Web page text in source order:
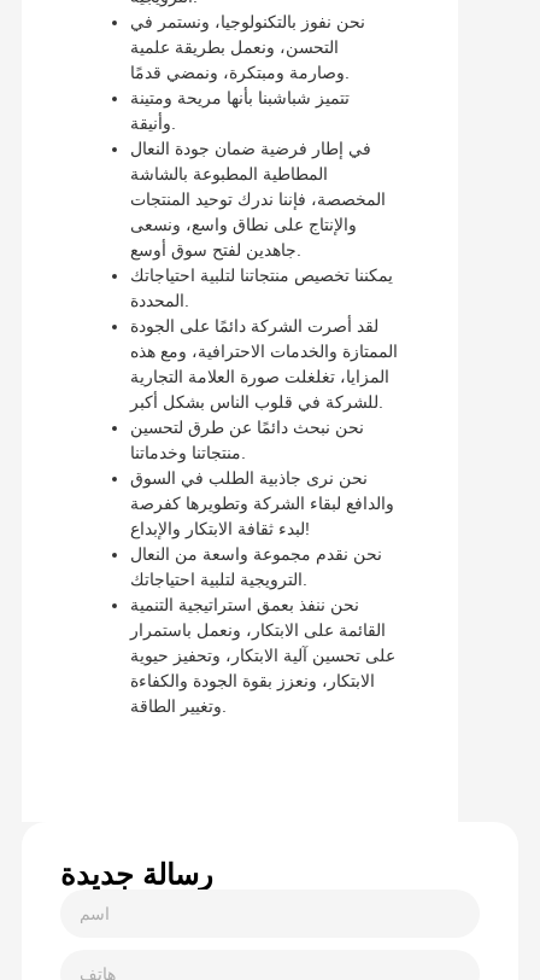
نحن نفوز بالتكنولوجيا، ونستمر في
التحسن، ونعمل بطريقة علمية
تتميز شباشبنا بأنها مريحة ومتينة
في إطار فرضية ضمان جودة النعال
المطاطية المطبوعة بالشاشة
المخصصة، فإننا ندرك توحيد المنتجات
والإنتاج على نطاق واسع، ونسعى
يمكننا تخصيص منتجاتنا لتلبية احتياجاتك
لقد أصرت الشركة دائمًا على الجودة
الممتازة والخدمات الاحترافية، ومع هذه
المزايا، تغلغلت صورة العلامة التجارية
نحن نبحث دائمًا عن طرق لتحسين
نحن نرى جاذبية الطلب في السوق
والدافع لبقاء الشركة وتطويرها كفرصة
لبدء ثقافة الابتكار والإبداع!
نحن نقدم مجموعة واسعة من النعال
نحن ننفذ بعمق استراتيجية التنمية
القائمة على الابتكار، ونعمل باستمرار
على تحسين آلية الابتكار، وتحفيز حيوية
الابتكار، ونعزز بقوة الجودة والكفاءة
رسالة جديدة